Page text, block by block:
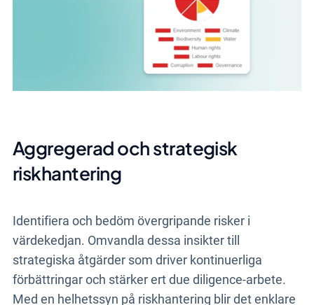
Aggregerad och strategisk
riskhantering
Identifiera och bedöm övergripande risker i
värdekedjan. Omvandla dessa insikter till
strategiska åtgärder som driver kontinuerliga
förbättringar och stärker ert due diligence-arbete.
Med en helhetssyn på riskhantering blir det enklare